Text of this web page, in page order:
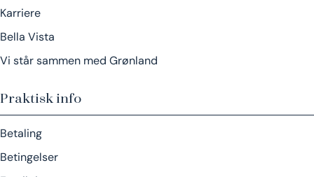
Karriere
Bella Vista
Vi står sammen med Grønland
Praktisk info
Betaling
Betingelser